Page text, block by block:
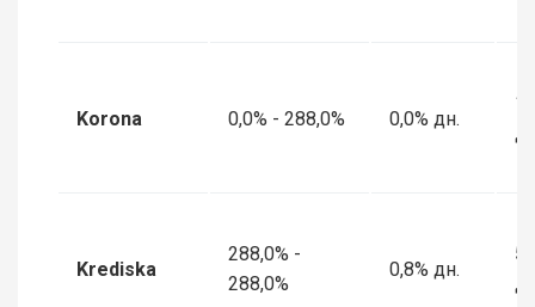
Korona 0,0% - 288,0% 0,0% дн.
1
Krediska
288,0% -
288,0%
0,8% дн.
5